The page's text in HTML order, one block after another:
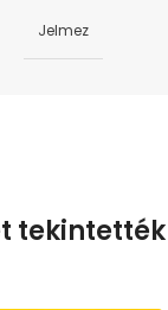
Jelmez
tekintették